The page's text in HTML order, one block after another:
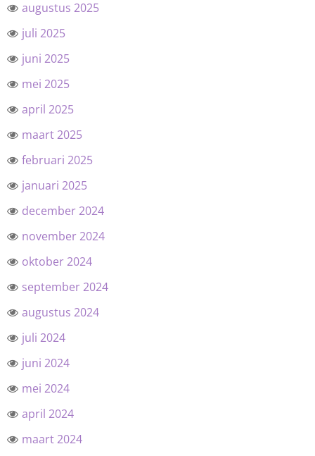
augustus 2025
juli 2025
juni 2025
mei 2025
april 2025
maart 2025
februari 2025
januari 2025
december 2024
november 2024
oktober 2024
september 2024
augustus 2024
juli 2024
juni 2024
mei 2024
april 2024
maart 2024